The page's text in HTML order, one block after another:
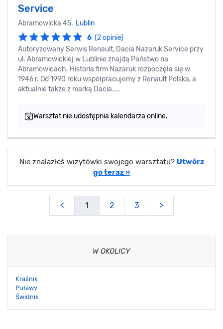
Service
Abramowicka 45, Lublin
6 (2 opinie)
Autoryzowany Serwis Renault, Dacia Nazaruk Service przy
ul. Abramowickiej w Lublinie znajdą Państwo na
Abramowicach. Historia firm Nazaruk rozpoczęła się w
1946 r. Od 1990 roku współpracujemy z Renault Polska, a
aktualnie także z marką Dacia....
Warsztat nie udostępnia kalendarza online.
Nie znalazłeś wizytówki swojego warsztatu? Utwórz
go teraz »
< 1 2 3 >
W OKOLICY
Kraśnik
Puławy
Świdnik